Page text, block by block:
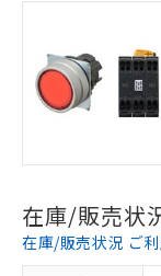
在庫/販売状
在庫/販売状況 ご